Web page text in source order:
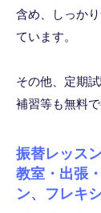
含め、しっか
ています。
その他、定期
補習等も無料で
振替レッス
教室・出張
ン、フレキ